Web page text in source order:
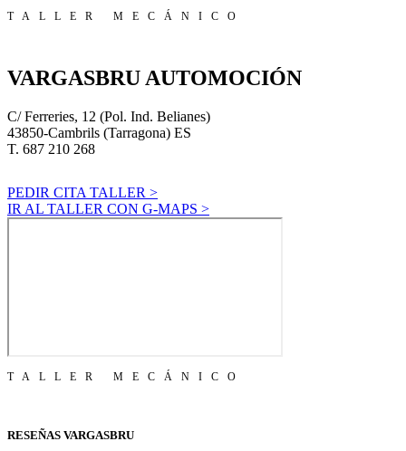
TALLER MECÁNICO
VARGASBRU AUTOMOCIÓN
C/ Ferreries, 12 (Pol. Ind. Belianes)
43850-Cambrils (Tarragona) ES
T. 687 210 268
PEDIR CITA TALLER >
IR AL TALLER CON G-MAPS >
TALLER MECÁNICO
RESEÑAS VARGASBRU